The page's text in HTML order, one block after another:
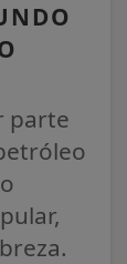
parte